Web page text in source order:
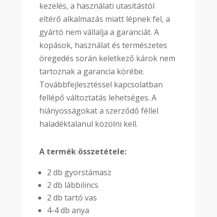
kezelés, a használati utasítástól
eltérő alkalmazás miatt lépnek fel, a
gyártó nem vállalja a garanciát. A
kopások, használat és természetes
öregedés során keletkező károk nem
tartoznak a garancia körébe.
Továbbfejlesztéssel kapcsolatban
fellépő változtatás lehetséges. A
hiányosságokat a szerződő féllel
haladéktalanul közölni kell.
A termék összetétele:
2 db gyorstámasz
2 db lábbilincs
2 db tartó vas
4-4 db anya